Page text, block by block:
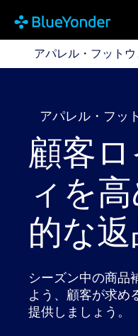
アパレル・フットウェ
アパレル・フットウ
アパレル・フッ
顧客
ィを
的な
シーズン中の商品
よう、顧客が求め
提供しましょう。